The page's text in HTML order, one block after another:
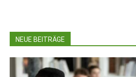
NEUE BEITRÄGE